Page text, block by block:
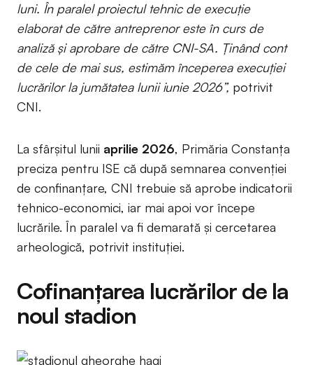
luni. În paralel proiectul tehnic de execuție
elaborat de către antreprenor este în curs de
analiză și aprobare de către CNI-SA. Ținând cont
de cele de mai sus, estimăm începerea execuției
lucrărilor la jumătatea lunii iunie 2026”, potrivit
CNI.
La sfârșitul lunii aprilie 2026, Primăria Constanța
preciza pentru ISE că după semnarea convenției
de confinanțare, CNI trebuie să aprobe indicatorii
tehnico-economici, iar mai apoi vor începe
lucrările. În paralel va fi demarată și cercetarea
arheologică, potrivit instituției.
Cofinanțarea lucrărilor de la
noul stadion